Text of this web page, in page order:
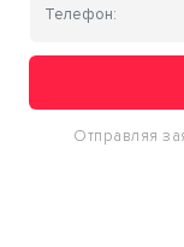
Отправляя